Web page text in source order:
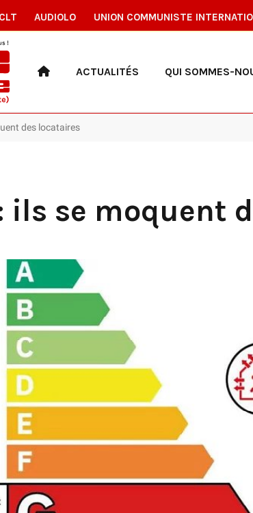
CLT AUDIOLO UNION COMMUNISTE
ACTUALITÉS QUI SOMMES-
des locataires
ils se moquent